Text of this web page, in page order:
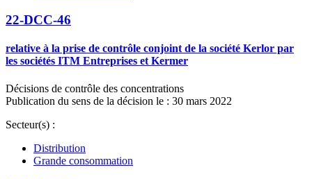
22-DCC-46
relative à la prise de contrôle conjoint de la société Kerlor par
les sociétés ITM Entreprises et Kermer
Décisions de contrôle des concentrations
Publication du sens de la décision le : 30 mars 2022
Secteur(s) :
Distribution
Grande consommation